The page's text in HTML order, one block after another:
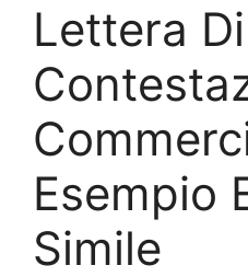
Lettera Di
Esempio
Simile